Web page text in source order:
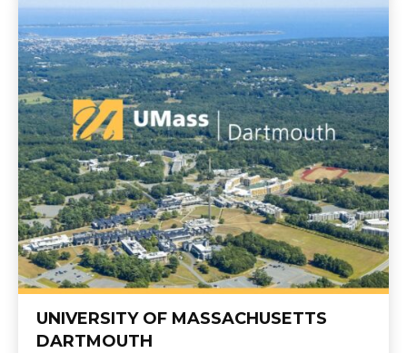
UNIVERSITY OF MASSACHUSETTS
DARTMOUTH